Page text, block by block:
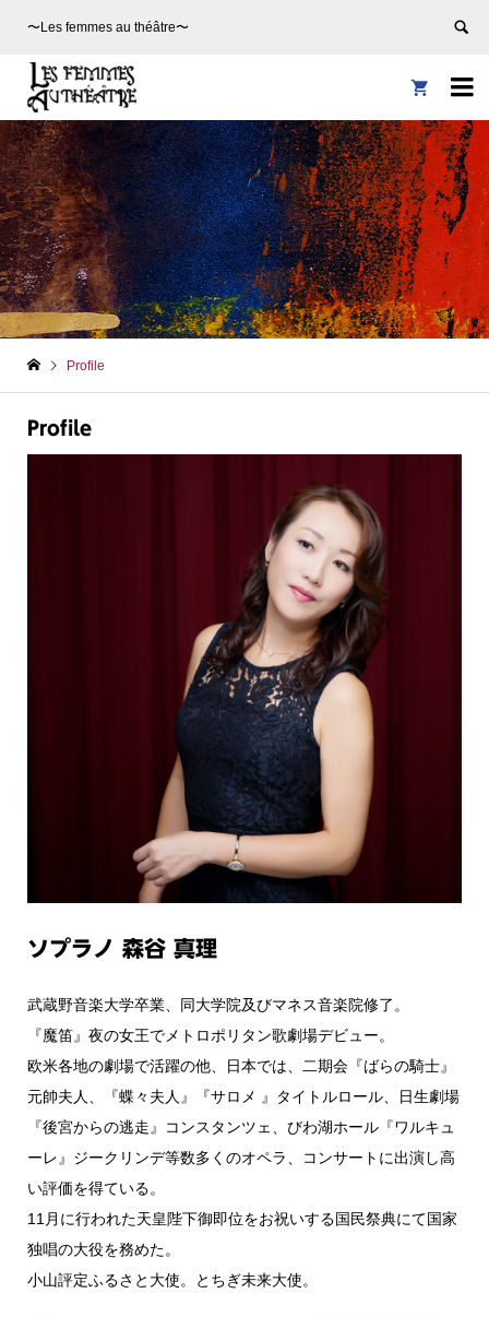
〜Les femmes au théâtre〜


Profile
Profile
ソプラノ 森谷 真理
武蔵野音楽大学卒業、同大学院及びマネス音楽院修了。
『魔笛』夜の女王でメトロポリタン歌劇場デビュー。
欧米各地の劇場で活躍の他、日本では、二期会『ばらの騎士』
元帥夫人、『蝶々夫人』『サロメ 』タイトルロール、日生劇場
『後宮からの逃走』コンスタンツェ、びわ湖ホール『ワルキュ
ーレ』ジークリンデ等数多くのオペラ、コンサートに出演し高
い評価を得ている。
11月に行われた天皇陛下御即位をお祝いする国民祭典にて国家
独唱の大役を務めた。
小山評定ふるさと大使。とちぎ未来大使。